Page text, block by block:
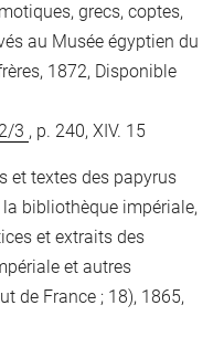
grecs, coptes,
au Musée égyptien du
1872, Disponible
3 , p. 240, XIV. 15
et textes des papyrus
bibliothèque impériale,
et extraits des
et autres
de France ; 18), 1865,